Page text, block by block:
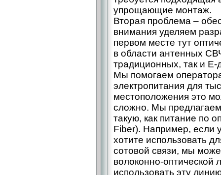
упрощающие монтаж.
Вторая проблема –
внимания уделяем
первом месте тут
в области антенных
традиционных, так и E-
Мы помогаем
электропитания для
местоположения это
сложно. Мы
такую, как питание по
Fiber). Например, если
хотите использовать
сотовой связи, мы
волоконно-
использовать эту